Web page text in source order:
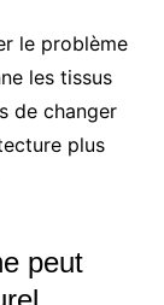
le problème
les tissus
de changer
plus
peut